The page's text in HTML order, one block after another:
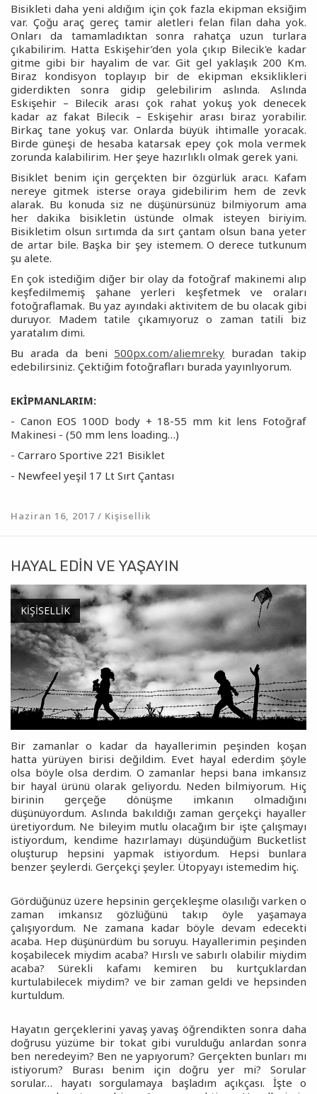
Bisikleti daha yeni aldığım için çok fazla ekipman eksiğim
var. Çoğu araç gereç tamir aletleri felan filan daha yok.
Onları da tamamladıktan sonra rahatça uzun turlara
çıkabilirim. Hatta Eskişehir’den yola çıkıp Bilecik'e kadar
gitme gibi bir hayalim de var. Git gel yaklaşık 200 Km.
Biraz kondisyon toplayıp bir de ekipman eksiklikleri
giderdikten sonra gidip gelebilirim aslında. Aslında
Eskişehir – Bilecik arası çok rahat yokuş yok denecek
kadar az fakat Bilecik – Eskişehir arası biraz yorabilir.
Birkaç tane yokuş var. Onlarda büyük ihtimalle yoracak.
Birde güneşi de hesaba katarsak epey çok mola vermek
zorunda kalabilirim. Her şeye hazırlıklı olmak gerek yani.
Bisiklet benim için gerçekten bir özgürlük aracı. Kafam
nereye gitmek isterse oraya gidebilirim hem de zevk
alarak. Bu konuda siz ne düşünürsünüz bilmiyorum ama
her dakika bisikletin üstünde olmak isteyen biriyim.
Bisikletim olsun sırtımda da sırt çantam olsun bana yeter
de artar bile. Başka bir şey istemem. O derece tutkunum
şu alete.
En çok istediğim diğer bir olay da fotoğraf makinemi alıp
keşfedilmemiş şahane yerleri keşfetmek ve oraları
fotoğraflamak. Bu yaz ayındaki aktivitem de bu olacak gibi
duruyor. Madem tatile çıkamıyoruz o zaman tatili biz
yaratalım dimi.
Bu arada da beni 500px.com/aliemreky buradan takip
edebilirsiniz. Çektiğim fotoğrafları burada yayınlıyorum.
EKİPMANLARIM:
- Canon EOS 100D body + 18-55 mm kit lens Fotoğraf
Makinesi - (50 mm lens loading…)
- Carraro Sportive 221 Bisiklet
- Newfeel yeşil 17 Lt Sırt Çantası
Haziran 16, 2017 / Kişisellik
HAYAL EDIN VE YAŞAYIN
KIŞISELLIK
Bir zamanlar o kadar da hayallerimin peşinden koşan
hatta yürüyen birisi değildim. Evet hayal ederdim şöyle
olsa böyle olsa derdim. O zamanlar hepsi bana imkansız
bir hayal ürünü olarak geliyordu. Neden bilmiyorum. Hiç
birinin gerçeğe dönüşme imkanın olmadığını
düşünüyordum. Aslında bakıldığı zaman gerçekçi hayaller
üretiyordum. Ne bileyim mutlu olacağım bir işte çalışmayı
istiyordum, kendime hazırlamayı düşündüğüm Bucketlist
oluşturup hepsini yapmak istiyordum. Hepsi bunlara
benzer şeylerdi. Gerçekçi şeyler. Ütopyayı istemedim hiç.
Gördüğünüz üzere hepsinin gerçekleşme olasılığı varken o
zaman imkansız gözlüğünü takıp öyle yaşamaya
çalışıyordum. Ne zamana kadar böyle devam edecekti
acaba. Hep düşünürdüm bu soruyu. Hayallerimin peşinden
koşabilecek miydim acaba? Hırslı ve sabırlı olabilir miydim
acaba? Sürekli kafamı kemiren bu kurtçuklardan
kurtulabilecek miydim? ve bir zaman geldi ve hepsinden
kurtuldum.
Hayatın gerçeklerini yavaş yavaş öğrendikten sonra daha
doğrusu yüzüme bir tokat gibi vurulduğu anlardan sonra
ben neredeyim? Ben ne yapıyorum? Gerçekten bunları mı
istiyorum? Burası benim için doğru yer mi? Sorular
sorular… hayatı sorgulamaya başladım açıkçası. İşte o